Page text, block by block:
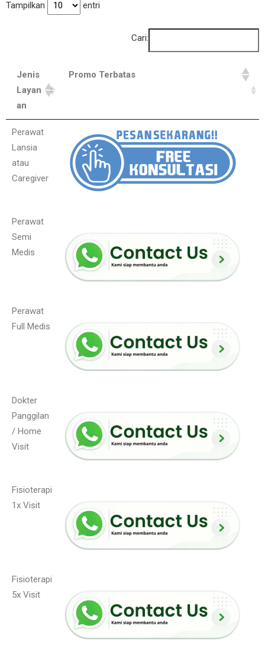
Tampilkan entri
Cari:
Jenis
Layan
an
Promo Terbatas
Perawat
Lansia
atau
Caregiver
Perawat
Semi
Medis
Perawat
Full Medis
Dokter
Panggilan
/ Home
Visit
Fisioterapi
1x Visit
Fisioterapi
5x Visit